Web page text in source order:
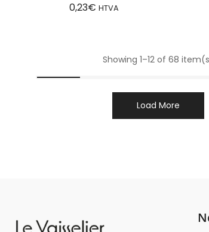
0,23€ HTVA
Showing 1–12 of 68
Load More